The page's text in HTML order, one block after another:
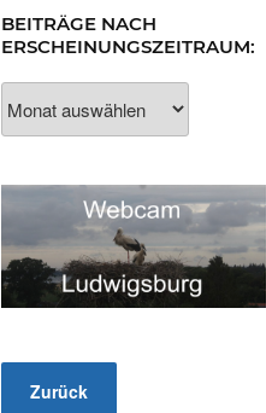
BEITRÄGE NACH
ERSCHEINUNGSZEITRAUM:
nach